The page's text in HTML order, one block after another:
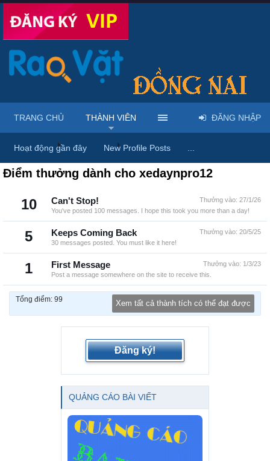
Trang chủ Thành viên xedaynpro12
Điểm thưởng dành cho xedaynpro12
10 Thưởng vào: 27/1/26
Can't Stop!
You've posted 100 messages. I hope this took you more than a day!
5 Thưởng vào: 20/5/25
Keeps Coming Back
30 messages posted. You must like it here!
1 Thưởng vào: 1/3/23
First Message
Post a message somewhere on the site to receive this.
Tổng điểm: 99 Xem tất cả thành tích có thể đạt được
Đăng ký!
QUẢNG CÁO BÀI VIẾT
TRANG CHỦ THÀNH VIÊN
Hoạt động gần đây New Profile Posts
ĐĂNG NHẬP